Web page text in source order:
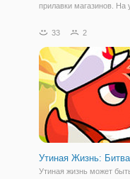
прилавки магазинов. На
спинер. Но что
соревнования. Дело в
крутить
33 2
Утиная Жизнь: Битва
Утиная жизнь может